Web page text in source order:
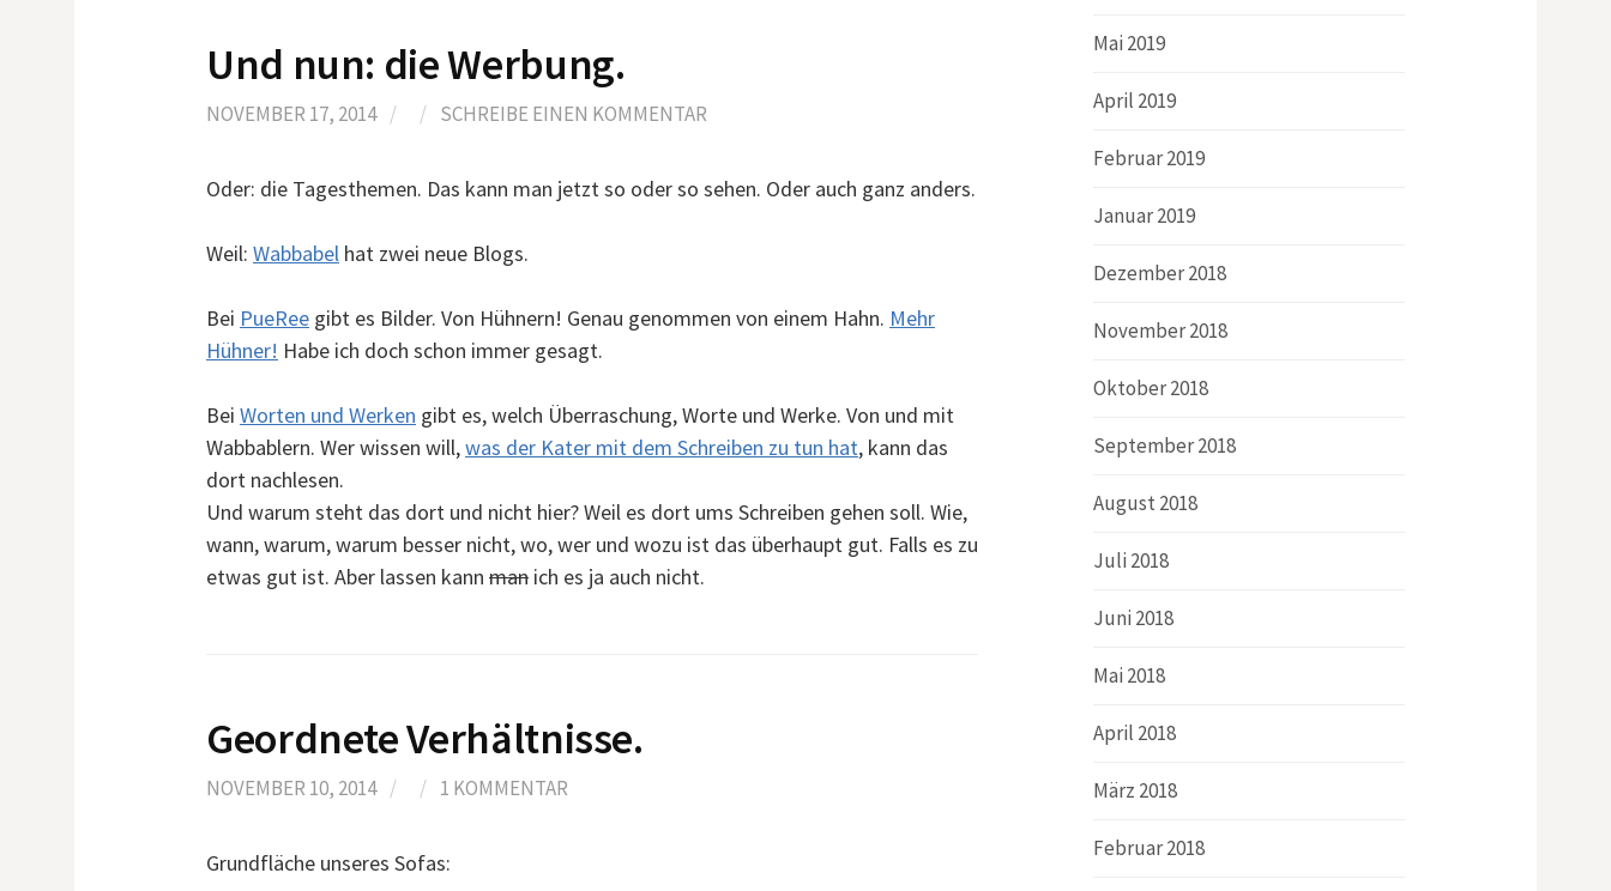
Und nun: die Werbung.
NOVEMBER 17, 2014 / / SCHREIBE EINEN KOMMENTAR
Oder: die Tagesthemen. Das kann man jetzt so oder so sehen. Oder auch ganz anders.
Weil: Wabbabel hat zwei neue Blogs.
Bei PueRee gibt es Bilder. Von Hühnern! Genau genommen von einem Hahn. Mehr
Hühner! Habe ich doch schon immer gesagt.
Bei Worten und Werken gibt es, welch Überraschung, Worte und Werke. Von und mit
Wabbablern. Wer wissen will,was der Kater mit dem Schreiben zu tun hat, kann das
dort nachlesen.
Und warum steht das dort und nicht hier? Weil es dort ums Schreiben gehen soll. Wie,
wann, warum, warum besser nicht, wo, wer und wozu ist das überhaupt gut. Falls es zu
etwas gut ist. Aber lassen kann man ich es ja auch nicht.
Geordnete Verhältnisse.
NOVEMBER 10, 2014 / / 1 KOMMENTAR
Grundfläche unseres Sofas:
Mai 2019
April 2019
Februar 2019
Januar 2019
Dezember 2018
November 2018
Oktober 2018
September 2018
August 2018
Juli 2018
Juni 2018
Mai 2018
April 2018
März 2018
Februar 2018